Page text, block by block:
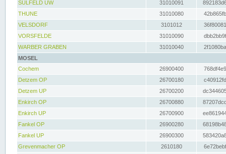
SÜLFELD UW
31010091
THUNE
31010080
VELSDORF
3101012
VORSFELDE
31010090
WARBER GRABEN
31010040
MOSEL
Cochem
26900400
Detzem OP
26700180
Detzem UP
26700200
Enkirch OP
26700880
Enkirch UP
26700900
Fankel OP
26900280
Fankel UP
26900300
Grevenmacher OP
2610180